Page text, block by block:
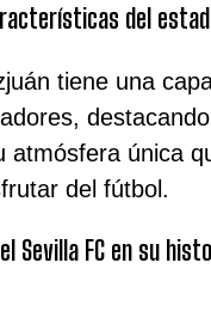
del
tiene una
atmósfera única
del fútbol.
Sevilla FC en su